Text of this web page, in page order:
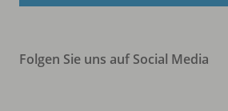
Folgen Sie uns auf Social Media